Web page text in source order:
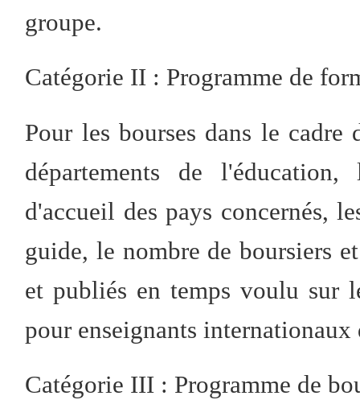
groupe.
Catégorie II : Programme de
Pour les bourses dans le
départements de
d'accueil des pays concernés,
guide, le nombre de boursiers
et publiés en temps voulu sur
pour enseignants
Catégorie III : Programme de